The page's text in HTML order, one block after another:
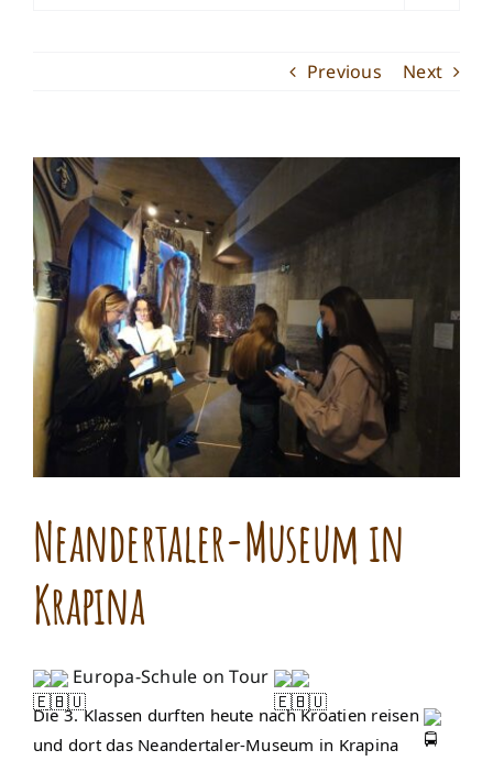
Previous Next
View
Larger
Image
Neandertaler-Museum in
Krapina
Europa-Schule on Tour
Die 3. Klassen durften heute nach Kroatien reisen
und dort das Neandertaler-Museum in Krapina